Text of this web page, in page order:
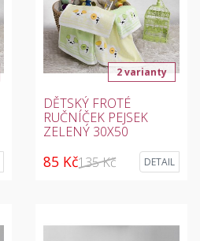
2 varianty
DĚTSKÝ FROTÉ
RUČNÍČEK PEJSEK
ZELENÝ 30X50
85 Kč135 Kč DETAIL